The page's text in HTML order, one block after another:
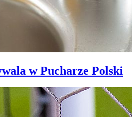
w Pucharze Polski